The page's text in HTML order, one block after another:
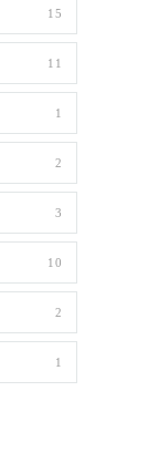
15
11
1
2
3
10
2
1